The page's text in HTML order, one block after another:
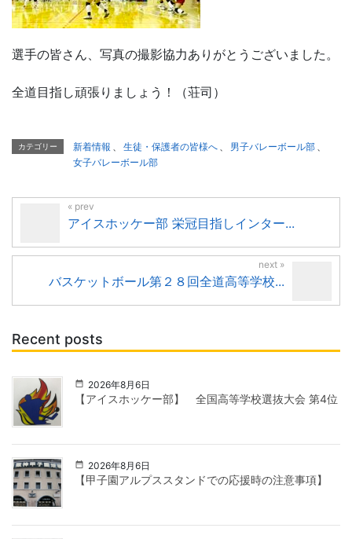
選手の皆さん、写真の撮影協力ありがとうございました。
全道目指し頑張りましょう！（荘司）
カテゴリー 新着情報 生徒・保護者の皆様へ 男子バレーボール部
女子バレーボール部
アイスホッケー部 栄冠目指しインター...
バスケットボール第２８回全道高等学校...
Recent posts
2026年8月6日
【アイスホッケー部】 全国高等学校選抜大会 第4位
2026年8月6日
【甲子園アルプススタンドでの応援時の注意事項】